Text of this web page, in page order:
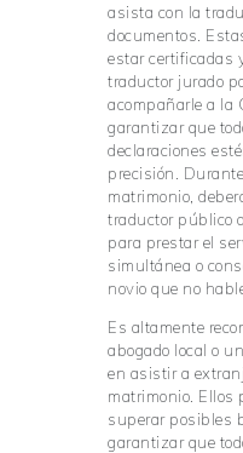
asista con la
documentos.
estar certificadas
traductor jurado
acompañarle a la
garantizar que
declaraciones
precisión.
matrimonio,
traductor público
para prestar el
simultánea o
novio que no
Es altamente
abogado local o
en asistir a
matrimonio. Ellos
superar posibles
garantizar que